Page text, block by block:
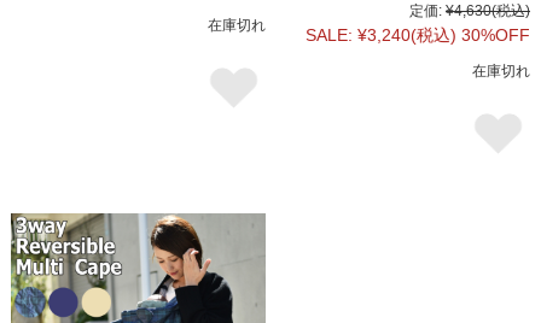
在庫切れ
定価: ¥4,630(税込)
SALE: ¥3,240(税込) 30%OFF
在庫切れ